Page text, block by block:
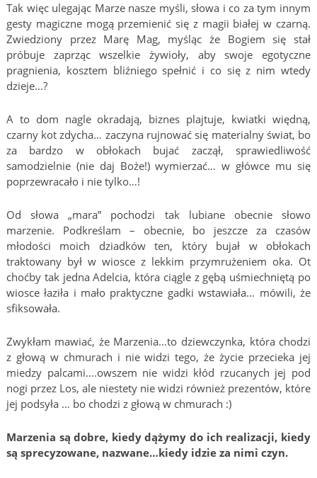
Tak więc ulegając Marze nasze myśli, słowa i co za tym innym
gesty magiczne mogą przemienić się z magii białej w czarną.
Zwiedziony przez Marę Mag, myśląc że Bogiem się stał
próbuje zaprząc wszelkie żywioły, aby swoje egotyczne
pragnienia, kosztem bliźniego spełnić i co się z nim wtedy
dzieje…?
A to dom nagle okradają, biznes plajtuje, kwiatki więdną,
czarny kot zdycha… zaczyna rujnować się materialny świat, bo
za bardzo w obłokach bujać zaczął, sprawiedliwość
samodzielnie (nie daj Boże!) wymierzać… w główce mu się
poprzewracało i nie tylko…!
Od słowa „mara” pochodzi tak lubiane obecnie słowo
marzenie. Podkreślam – obecnie, bo jeszcze za czasów
młodości moich dziadków ten, który bujał w obłokach
traktowany był w wiosce z lekkim przymrużeniem oka. Ot
choćby tak jedna Adelcia, która ciągle z gębą uśmiechniętą po
wiosce łaziła i mało praktyczne gadki wstawiała… mówili, że
sfiksowała.
Zwykłam mawiać, że Marzenia…to dziewczynka, która chodzi
z głową w chmurach i nie widzi tego, że życie przecieka jej
miedzy palcami….owszem nie widzi kłód rzucanych jej pod
nogi przez Los, ale niestety nie widzi również prezentów, które
jej podsyła … bo chodzi z głową w chmurach :)
Marzenia są dobre, kiedy dążymy do ich realizacji, kiedy
są sprecyzowane, nazwane…kiedy idzie za nimi czyn.